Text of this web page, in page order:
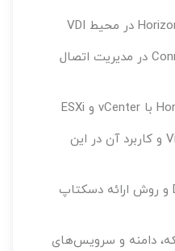
درک نقش Connection Server در مدیریت اتصال
آشنایی با View Composer و کاربرد آن در این
درک مفهوم Desktop Pool و روش ارائه دسکتاپ
دامنه و سرویس‌های